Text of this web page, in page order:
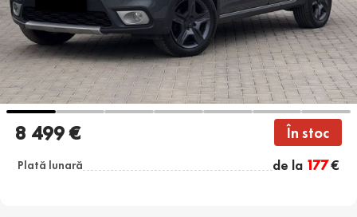
8 499 € În stoc
Plată lunară de la 177€